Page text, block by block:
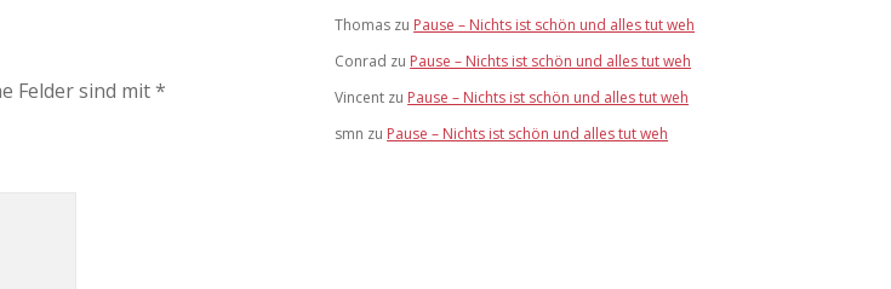
Felder sind mit*
Thomas zu Pause – Nichts ist schön und alles tut weh
Conrad zu Pause – Nichts ist schön und alles tut weh
Vincent zu Pause – Nichts ist schön und alles tut weh
smn zu Pause – Nichts ist schön und alles tut weh